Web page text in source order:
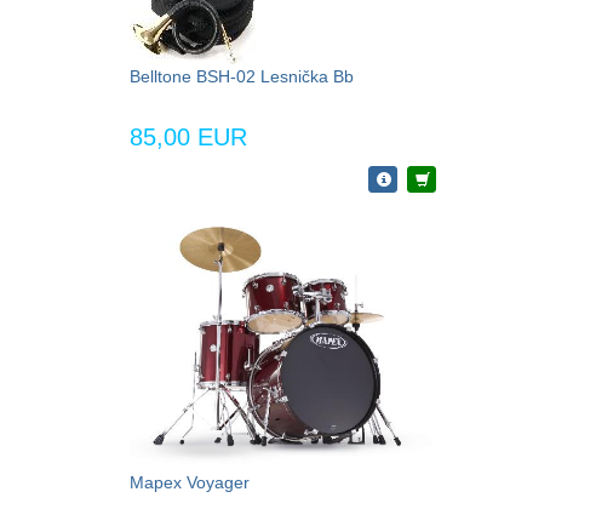
Belltone BSH-02 Lesnička Bb
85,00 EUR
Mapex Voyager